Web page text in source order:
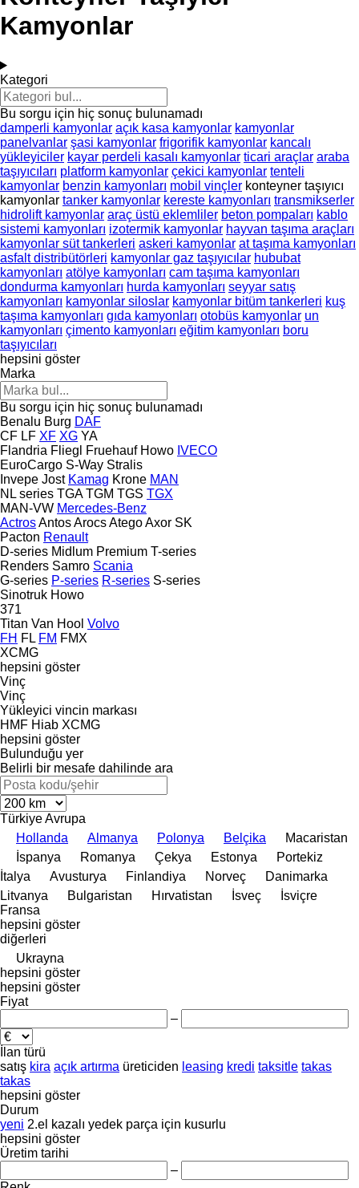
Kamyonlar
Kategori
Bu sorgu için hiç sonuç bulunamadı
damperli kamyonlar açık kasa kamyonlar kamyonlar
panelvanlar şasi kamyonlar frigorifik kamyonlar kancalı
yükleyiciler kayar perdeli kasalı kamyonlar ticari araçlar araba
taşıyıcıları platform kamyonlar çekici kamyonlar tenteli
kamyonlar benzin kamyonları mobil vinçler konteyner taşıyıcı
kamyonlar tanker kamyonlar kereste kamyonları transmikserler
hidrolift kamyonlar araç üstü eklemliler beton pompaları kablo
sistemi kamyonları izotermik kamyonlar hayvan taşıma araçları
kamyonlar süt tankerleri askeri kamyonlar at taşıma kamyonları
asfalt distribütörleri kamyonlar gaz taşıyıcılar hububat
kamyonları atölye kamyonları cam taşıma kamyonları
dondurma kamyonları hurda kamyonları seyyar satış
kamyonları kamyonlar siloslar kamyonlar bitüm tankerleri kuş
taşıma kamyonları gıda kamyonları otobüs kamyonlar un
kamyonları çimento kamyonları eğitim kamyonları boru
taşıyıcıları
hepsini göster
Marka
Bu sorgu için hiç sonuç bulunamadı
Benalu Burg DAF
CF LF XF XG YA
Flandria Fliegl Fruehauf Howo IVECO
EuroCargo S-Way Stralis
Invepe Jost Kamag Krone MAN
NL series TGA TGM TGS TGX
MAN-VW Mercedes-Benz
ActrosAntosArocsAtegoAxor SK
Pacton Renault
D-series Midlum Premium T-series
Renders Samro Scania
G-series P-series R-series S-series
Sinotruk Howo
371
Titan Van Hool Volvo
FH FL FM FMX
XCMG
hepsini göster
Vinç
Vinç
Yükleyici vincin markası
HMF Hiab XCMG
hepsini göster
Bulunduğu yer
Belirli bir mesafe dahilinde ara
TürkiyeAvrupa
Hollanda
Almanya Polonya Belçika
Macaristan
İspanya
Romanya Çekya Estonya
Portekiz
İtalya
Avusturya Finlandiya Norveç
Danimarka
Litvanya
Bulgaristan Hırvatistan İsveç
İsviçre
Fransa
hepsini göster
diğerleri
Ukrayna
hepsini göster
hepsini göster
Fiyat
–
İlan türü
satış kira açık artırma üreticiden leasing kredi taksitle takas
takas
hepsini göster
Durum
yeni 2.el kazalı yedek parça için kusurlu
hepsini göster
Üretim tarihi
–